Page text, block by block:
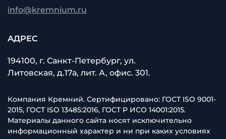
info@kremnium.ru
АДРЕС
194100, г. Санкт-Петербург, ул.
Литовская, д.17а, лит. А, офис. 301.
Компания Кремний. Сертифицировано: ГОСТ ISO 9001-
2015, ГОСТ ISO 13485:2016, ГОСТ Р ИСО 14001:2015.
Материалы данного сайта носят исключительно
информационный характер и ни при каких условиях